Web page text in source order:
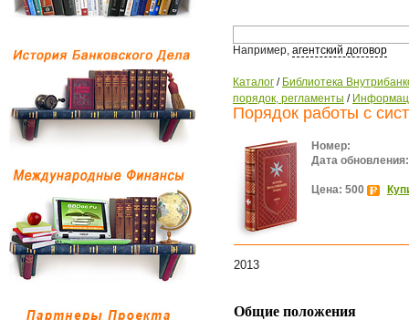
Например, агентский договор
Каталог / Библиотека
порядок, регламенты /
Порядок работы с
Номер:
Дата обновления:
Цена: 500
2013
Общие положения